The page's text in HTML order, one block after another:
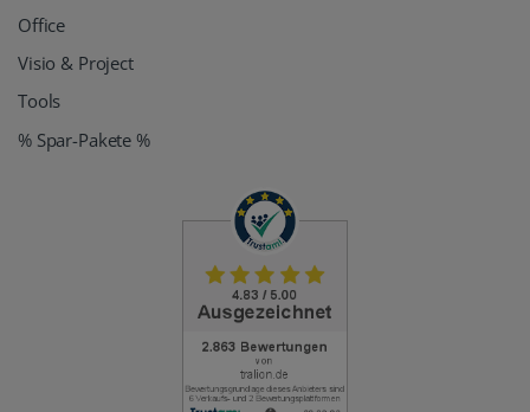
Office
Visio & Project
Tools
% Spar-Pakete %